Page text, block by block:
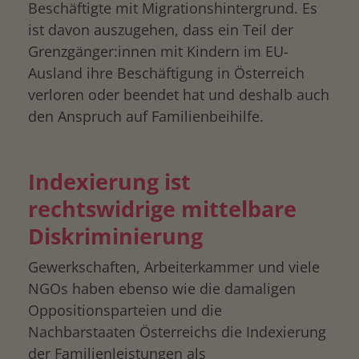
Beschäftigte mit Migrationshintergrund. Es
ist davon auszugehen, dass ein Teil der
Grenzgänger:innen mit Kindern im EU-
Ausland ihre Beschäftigung in Österreich
verloren oder beendet hat und deshalb auch
den Anspruch auf Familienbeihilfe.
Indexierung ist
rechtswidrige mittelbare
Diskriminierung
Gewerkschaften, Arbeiterkammer und viele
NGOs haben ebenso wie die damaligen
Oppositionsparteien und die
Nachbarstaaten Österreichs die Indexierung
der Familienleistungen als
drucken